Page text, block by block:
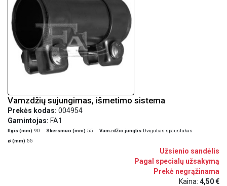
Vamzdžių sujungimas, išmetimo sistema
Prekės kodas: 004954
Gamintojas: FA1
Ilgis (mm) 90 Skersmuo (mm) 55 Vamzdžio jungtis Dvigubas spaustukas
ø (mm) 55
Užsienio sandėlis
Pagal specialų užsakymą
Prekė negrąžinama
Kaina: 4,50 €